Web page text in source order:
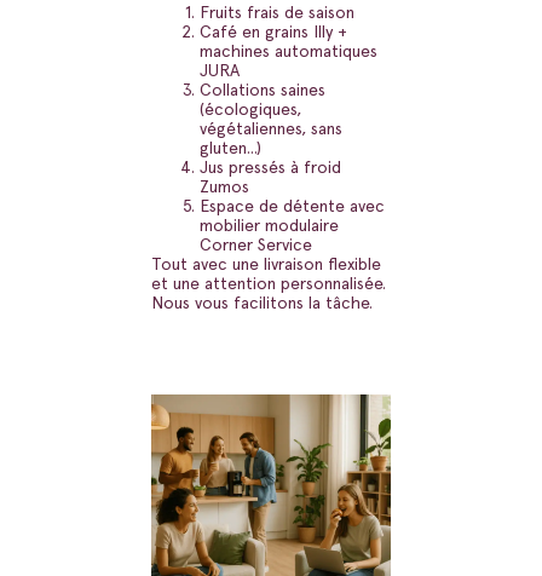
Fruits frais de saison
Café en grains Illy +
machines automatiques
JURA
Collations saines
(écologiques,
végétaliennes, sans
gluten...)
Jus pressés à froid
Zumos
Espace de détente avec
mobilier modulaire
Corner Service
Tout avec une livraison flexible
et une attention personnalisée.
Nous vous facilitons la tâche.